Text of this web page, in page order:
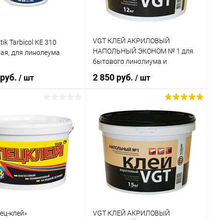
Tarbicol КЕ 310
для линолеума
/ шт
В корзину
в 1 клик Сравнение
В наличии
VGT КЛЕЙ АКРИЛОВЫЙ
НАПОЛЬНЫЙ ЭКОНОМ № 1 для
бытового линолиума и
ковролина (15кг)
2 850 руб./ шт
Купить в 1 клик Сравнение
В избранное В наличии
клей»
VGT КЛЕЙ АКРИЛОВЫЙ